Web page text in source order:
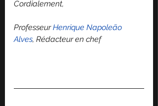
Cordialement,
Professeur Henrique Napoleão
Alves, Rédacteur en chef